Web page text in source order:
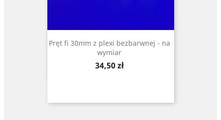
Pręt fi 30mm z plexi bezbarwnej - na
wymiar
Cena
34,50 zł